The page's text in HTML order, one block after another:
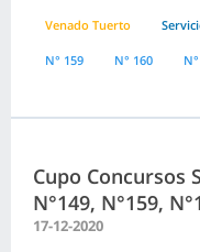
Venado Tuerto
N° 159 N° 160
Cupo Concursos
N°149, N°159,
17-12-2020